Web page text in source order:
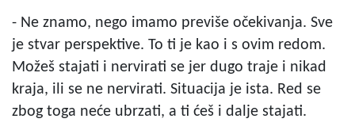
- Ne znamo, nego imamo previše očekivanja. Sve
je stvar perspektive. To ti je kao i s ovim redom.
Možeš stajati i nervirati se jer dugo traje i nikad
kraja, ili se ne nervirati. Situacija je ista. Red se
zbog toga neće ubrzati, a ti ćeš i dalje stajati.